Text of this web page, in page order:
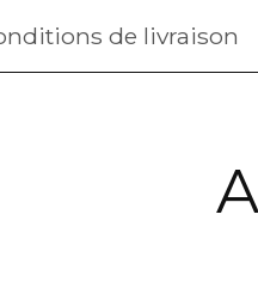
de livraison